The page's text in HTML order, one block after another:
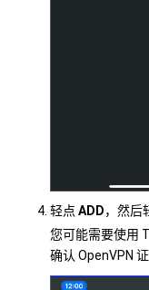
轻点 ADD，然后
您可能需要使用
确认 OpenVPN